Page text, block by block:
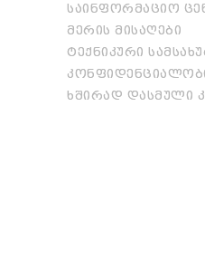
ᲡᲐᲘᲜᲤᲝᲠᲛᲐᲪᲘᲝ
ᲛᲔᲠᲘᲡ ᲛᲘᲡᲐᲦᲔᲑᲘ
ᲢᲔᲥᲜᲘᲙᲣᲠᲘ
ᲮᲨᲘᲠᲐᲓ ᲓᲐᲡᲛᲣᲚᲘ